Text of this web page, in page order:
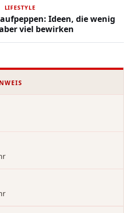
LIFESTYLE
Ideen, die wenig
viel bewirken